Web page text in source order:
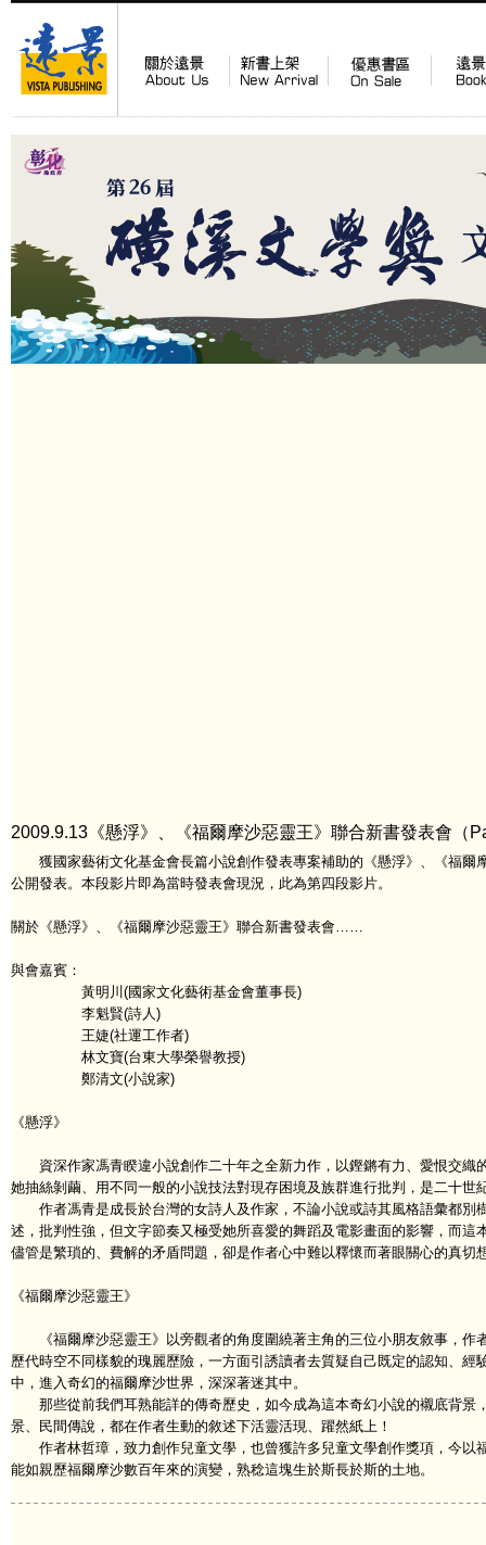
2009.9.13《懸浮》、《福爾摩沙惡靈王》聯合新書發表會（
獲國家藝術文化基金會長篇小說創作發表專案補助的《懸浮》、《福爾
公開發表。本段影片即為當時發表會現況，此為第四段影片。
關於《懸浮》、《福爾摩沙惡靈王》聯合新書發表會……
與會嘉賓：
黃明川(國家文化藝術基金會董事長)
李魁賢(詩人)
王婕(社運工作者)
林文寶(台東大學榮譽教授)
鄭清文(小說家)
《懸浮》
資深作家馮青睽違小說創作二十年之全新力作，以鏗鏘有力、愛恨交織
她抽絲剝繭、用不同一般的小說技法對現存困境及族群進行批判，是二十世
作者馮青是成長於台灣的女詩人及作家，不論小說或詩其風格語彙都別
述，批判性強，但文字節奏又極受她所喜愛的舞蹈及電影畫面的影響，而
儘管是繁瑣的、費解的矛盾問題，卻是作者心中難以釋懷而著眼關心的真切
《福爾摩沙惡靈王》
《福爾摩沙惡靈王》以旁觀者的角度圍繞著主角的三位小朋友敘事，作
歷代時空不同樣貌的瑰麗歷險，一方面引誘讀者去質疑自己既定的認知、
中，進入奇幻的福爾摩沙世界，深深著迷其中。
那些從前我們耳熟能詳的傳奇歷史，如今成為這本奇幻小說的襯底背景
景、民間傳說，都在作者生動的敘述下活靈活現、躍然紙上！
作者林哲璋，致力創作兒童文學，也曾獲許多兒童文學創作獎項，今以
能如親歷福爾摩沙數百年來的演變，熟稔這塊生於斯長於斯的土地。